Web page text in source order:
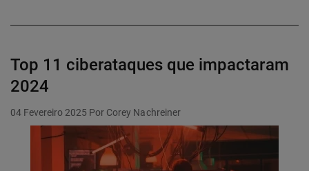
Top 11 ciberataques que impactaram
2024
04 Fevereiro 2025 Por Corey Nachreiner